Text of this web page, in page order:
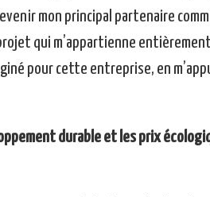
mon principal partenaire
qui m’appartienne
pour cette entreprise, en
durable et les prix